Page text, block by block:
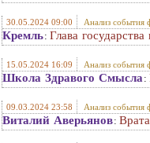
30.05.2024 09:00 Анализ события
Кремль: Глава
15.05.2024 16:09 Анализ события
Школа Здравого Смысла :
09.03.2024 23:58 Анализ события
Виталий Аверьянов: